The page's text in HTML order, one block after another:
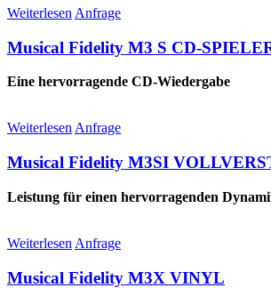
Weiterlesen Anfrage
Musical Fidelity M3 S CD-
Eine hervorragende CD-Wiedergabe
WeiterlesenAnfrage
Musical Fidelity M3SI
Leistung für einen hervorragenden
Weiterlesen Anfrage
Musical Fidelity M3X VINYL